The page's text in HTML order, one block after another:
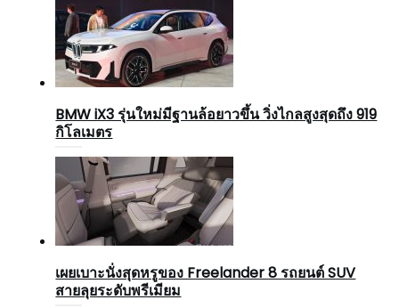
BMW iX3 รุ่นใหม่มีฐานล้อยาวขึ้น วิ่งไกลสูงสุดถึง 919
กิโลเมตร
เผยเบาะนั่งสุดหรูของ Freelander 8 รถยนต์ SUV
สายลุยระดับพรีเมียม